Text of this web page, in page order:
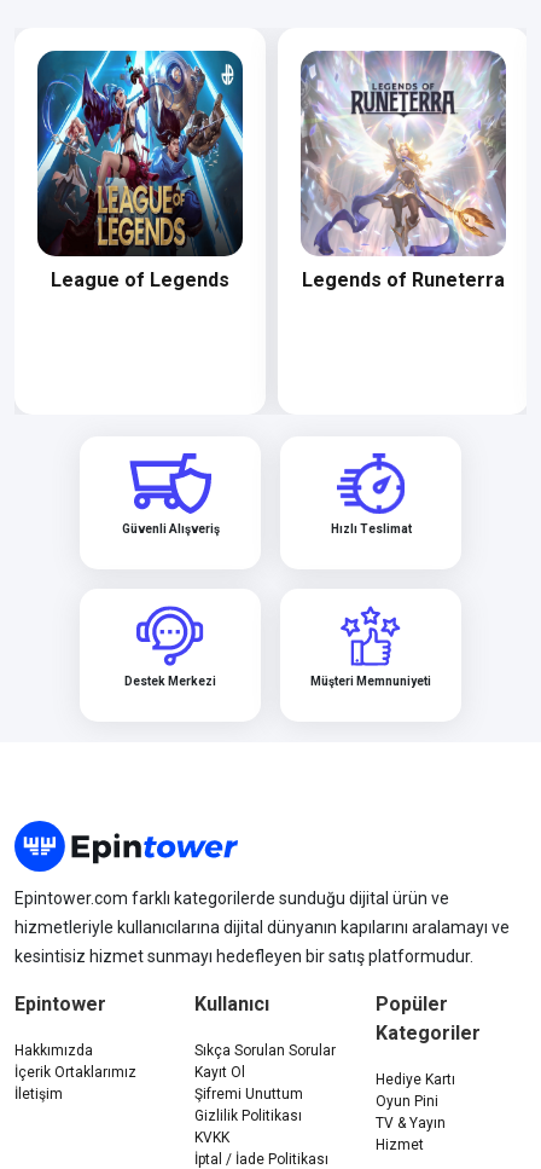
League of Legends Legends of Runeterra
Güvenli Alışveriş Hızlı Teslimat
Destek Merkezi Müşteri Memnuniyeti
Epintower.com farklı kategorilerde sunduğu dijital ürün ve
hizmetleriyle kullanıcılarına dijital dünyanın kapılarını aralamayı ve
kesintisiz hizmet sunmayı hedefleyen bir satış platformudur.
Epintower
Hakkımızda
İçerik Ortaklarımız
İletişim
Kullanıcı
Sıkça Sorulan Sorular
Kayıt Ol
Şifremi Unuttum
Gizlilik Politikası
KVKK
İptal / İade Politikası
Popüler
Kategoriler
Hediye Kartı
Oyun Pini
TV & Yayın
Hizmet